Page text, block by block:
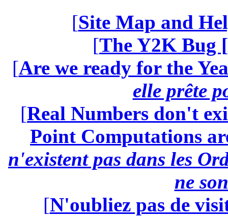
[Site Map and
[The Y2K Bug [
[Are we ready for the
elle prête
[Real Numbers don't
Point Computations
n'existent pas dans les
ne
[N'oubliez pas de